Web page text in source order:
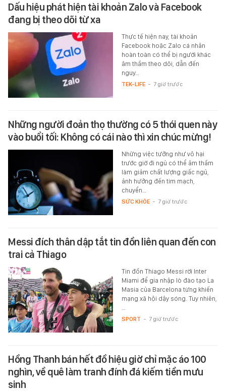
Dấu hiệu phát hiện tài khoản Zalo và Facebook
đang bị theo dõi từ xa
Thực tế hiện nay, tài khoản
Facebook hoặc Zalo cá nhân
hoàn toàn có thể bị người khác
âm thầm theo dõi, dẫn đến
nguy…
TEK-LIFE - 7 giờ trước
Những người đoản thọ thường có 5 thói quen này
vào buổi tối: Không có cái nào thì xin chúc mừng!
Những việc tưởng như vô hại
trước giờ đi ngủ có thể âm thầm
làm giảm chất lượng giấc ngủ,
ảnh hưởng đến tim mạch,
chuyển…
SỨC KHỎE - 7 giờ trước
Messi đích thân dập tắt tin đồn liên quan đến con
trai cả Thiago
Tin đồn Thiago Messi rời Inter
Miami để gia nhập lò đào tạo La
Masia của Barcelona từng khiến
mạng xã hội dậy sóng. Tuy nhiên,
SPORT - 7 giờ trước
Hồng Thanh bán hết đồ hiệu giờ chỉ mặc áo 100
nghìn, về quê làm tranh đính đá kiếm tiền mưu
sinh